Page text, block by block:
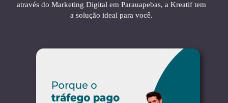
através do Marketing Digital em Parauapebas, a Kreatif tem
a solução ideal para você.